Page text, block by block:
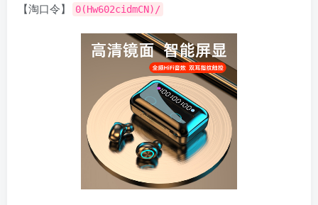
【淘口令】
0(Hw602cidmCN)/